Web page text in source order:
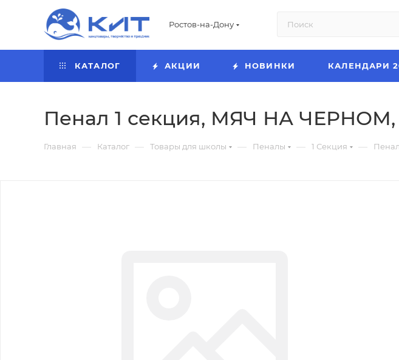
Ростов-на-Дону
КАТАЛОГ АКЦИИ НОВИНКИ КАЛЕНДАРИ
Пенал 1 секция, МЯЧ НА
Главная — Каталог — Товары для школы — Пеналы — 1 Секция —